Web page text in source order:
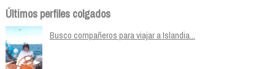
Últimos perfiles colgados
Busco compañeros para viajar a Islandia...